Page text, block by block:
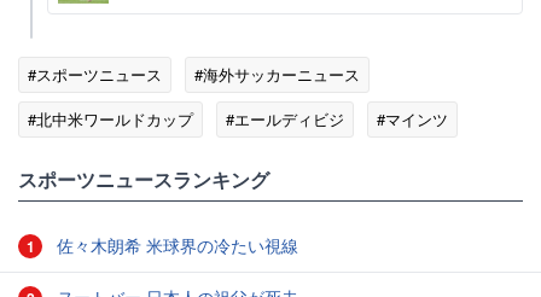
#スポーツニュース
#海外サッカーニュース
#北中米ワールドカップ
#エールディビジ
#マインツ
スポーツニュースランキング
1 佐々木朗希 米球界の冷たい視線